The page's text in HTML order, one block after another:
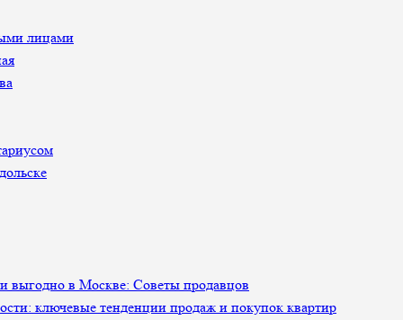
лицами
выгодно в Москве: Советы продавцов
ключевые тенденции продаж и покупок квартир